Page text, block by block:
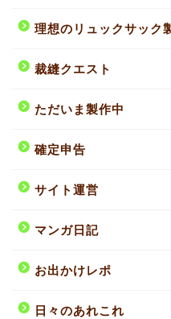
理想のリュックサック
裁縫クエスト
ただいま製作中
確定申告
サイト運営
マンガ日記
お出かけレポ
日々のあれこれ